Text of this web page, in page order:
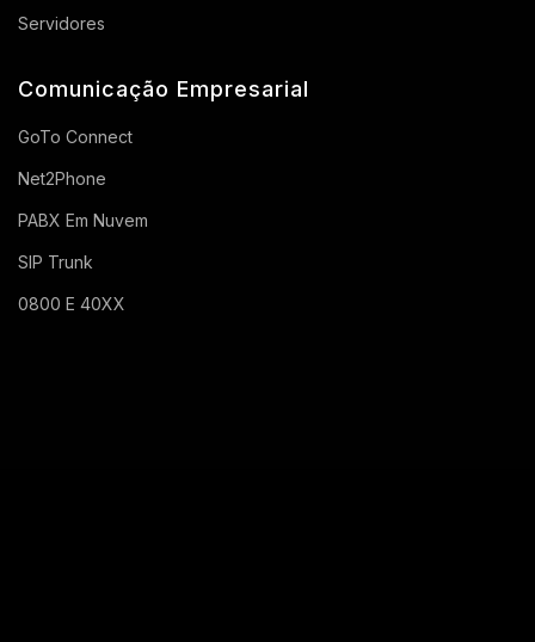
Servidores
Comunicação Empresarial
GoTo Connect
Net2Phone
PABX Em Nuvem
SIP Trunk
0800 E 40XX